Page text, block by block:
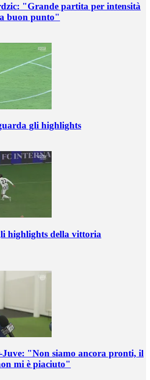
"Grande partita per intensità
buon punto"
gli highlights
highlights della vittoria
"Non siamo ancora pronti, il
mi è piaciuto"